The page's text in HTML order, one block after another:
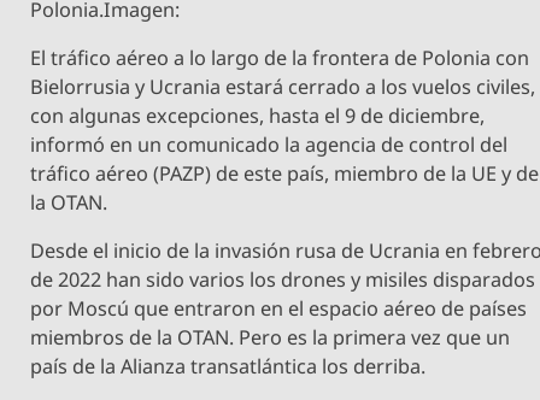
Polonia.Imagen:
El tráfico aéreo a lo largo de la frontera de Polonia con
Bielorrusia y Ucrania estará cerrado a los vuelos civiles,
con algunas excepciones, hasta el 9 de diciembre,
informó en un comunicado la agencia de control del
tráfico aéreo (PAZP) de este país, miembro de la UE y de
la OTAN.
Desde el inicio de la invasión rusa de Ucrania en
de 2022 han sido varios los drones y misiles disparados
por Moscú que entraron en el espacio aéreo de países
miembros de la OTAN. Pero es la primera vez que un
país de la Alianza transatlántica los derriba.